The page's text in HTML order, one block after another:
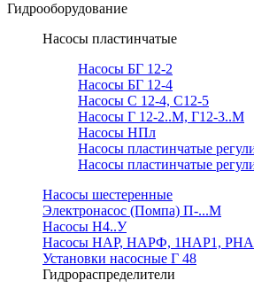
Гидрооборудование
Насосы пластинчатые
Насосы БГ 12-2
Насосы БГ 12-4
Насосы С 12-4, С12-5
Насосы Г 12-2..М, Г12-3..М
Насосы НПл
Насосы пластинчатые
Насосы пластинчатые
Насосы шестеренные
Электронасос (Помпа) П-...М
Насосы Н4..У
Насосы НАР, НАРФ, 1НАР1,
Установки насосные Г 48
Гидрораспределители